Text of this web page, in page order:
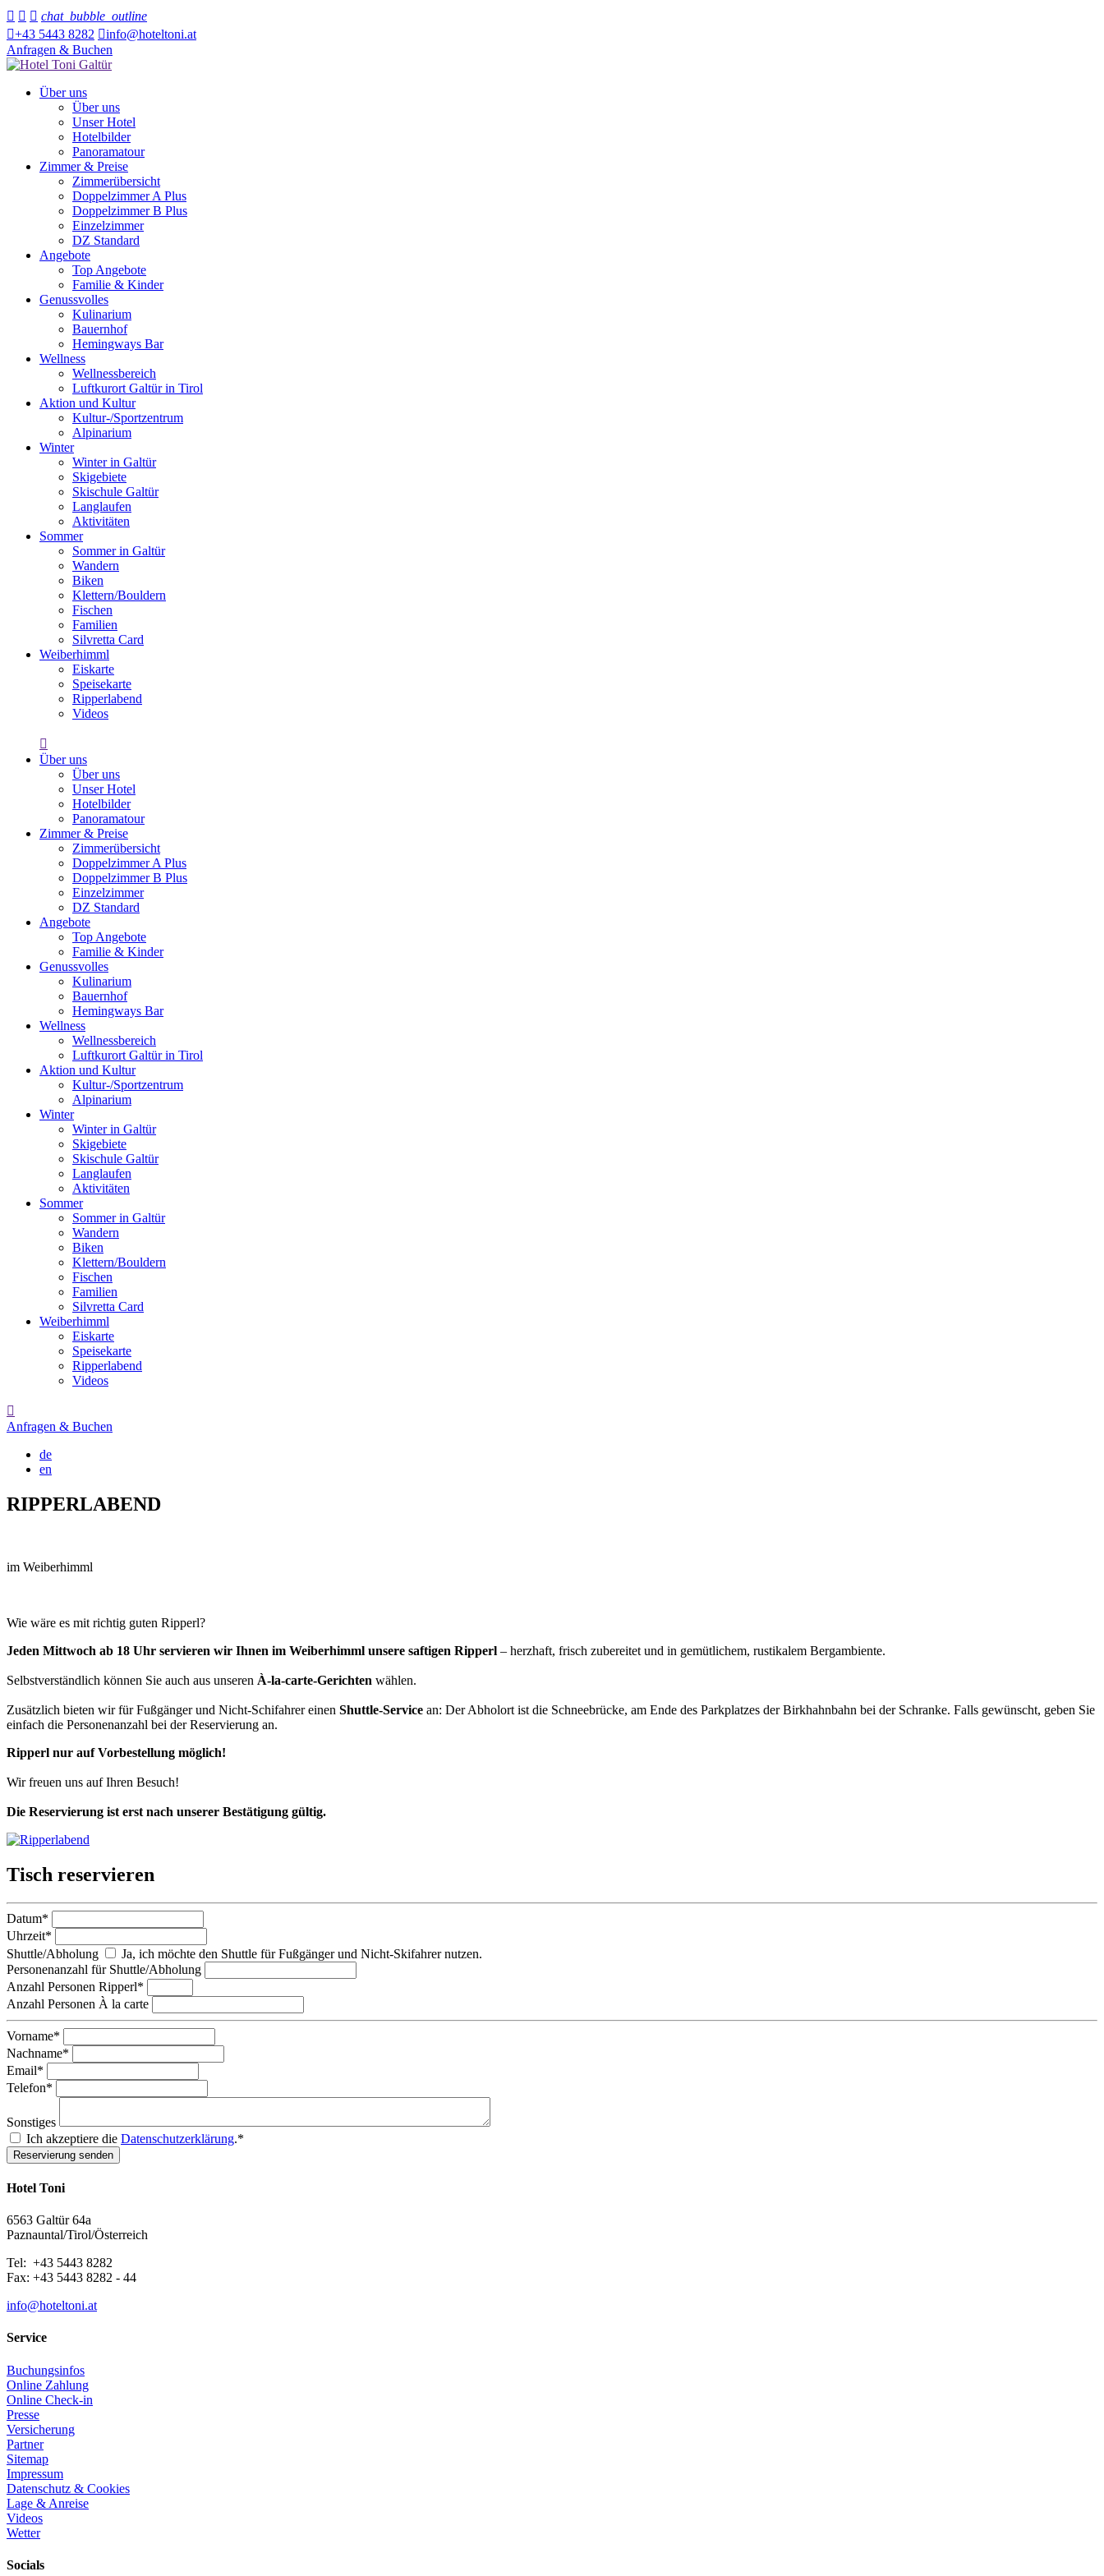
   chat_bubble_outline
+43 5443 8282 info@hoteltoni.at
Anfragen & Buchen
Über uns
Über uns
Unser Hotel
Hotelbilder
Panoramatour
Zimmer & Preise
Zimmerübersicht
Doppelzimmer A Plus
Doppelzimmer B Plus
Einzelzimmer
DZ Standard
Angebote
Top Angebote
Familie & Kinder
Genussvolles
Kulinarium
Bauernhof
Hemingways Bar
Wellness
Wellnessbereich
Luftkurort Galtür in Tirol
Aktion und Kultur
Kultur-/Sportzentrum
Alpinarium
Winter
Winter in Galtür
Skigebiete
Skischule Galtür
Langlaufen
Aktivitäten
Sommer
Sommer in Galtür
Wandern
Biken
Klettern/Bouldern
Fischen
Familien
Silvretta Card
Weiberhimml
Eiskarte
Speisekarte
Ripperlabend
Videos

Über uns
Über uns
Unser Hotel
Hotelbilder
Panoramatour
Zimmer & Preise
Zimmerübersicht
Doppelzimmer A Plus
Doppelzimmer B Plus
Einzelzimmer
DZ Standard
Angebote
Top Angebote
Familie & Kinder
Genussvolles
Kulinarium
Bauernhof
Hemingways Bar
Wellness
Wellnessbereich
Luftkurort Galtür in Tirol
Aktion und Kultur
Kultur-/Sportzentrum
Alpinarium
Winter
Winter in Galtür
Skigebiete
Skischule Galtür
Langlaufen
Aktivitäten
Sommer
Sommer in Galtür
Wandern
Biken
Klettern/Bouldern
Fischen
Familien
Silvretta Card
Weiberhimml
Eiskarte
Speisekarte
Ripperlabend
Videos

Anfragen & Buchen
de
en
RIPPERLABEND
im Weiberhimml
Wie wäre es mit richtig guten Ripperl?
Jeden Mittwoch ab 18 Uhr servieren wir Ihnen im Weiberhimml unsere saftigen Ripperl – herzhaft, frisch zubereitet und in gemütlichem, rustikalem Bergambiente.
Selbstverständlich können Sie auch aus unseren À-la-carte-Gerichten wählen.
Zusätzlich bieten wir für Fußgänger und Nicht-Schifahrer einen Shuttle-Service an: Der Abholort ist die Schneebrücke, am Ende des Parkplatzes der Birkhahnbahn bei der Schranke. Falls gewünscht, geben Sie
einfach die Personenanzahl bei der Reservierung an.
Ripperl nur auf Vorbestellung möglich!
Wir freuen uns auf Ihren Besuch!
Die Reservierung ist erst nach unserer Bestätigung gültig.
Tisch reservieren
Datum*
Uhrzeit*
Shuttle/Abholung
Ja, ich möchte den Shuttle für Fußgänger und Nicht-Skifahrer nutzen.
Personenanzahl für Shuttle/Abholung
Anzahl Personen Ripperl*
Anzahl Personen À la carte
Vorname*
Nachname*
Email*
Telefon*
Sonstiges
Ich akzeptiere die Datenschutzerklärung.*
Reservierung senden
Hotel Toni
6563 Galtür 64a
Paznauntal/Tirol/Österreich
Tel: +43 5443 8282
Fax: +43 5443 8282 - 44
info@hoteltoni.at
Service
Buchungsinfos
Online Zahlung
Online Check-in
Presse
Versicherung
Partner
Sitemap
Impressum
Datenschutz & Cookies
Lage & Anreise
Videos
Wetter
Socials